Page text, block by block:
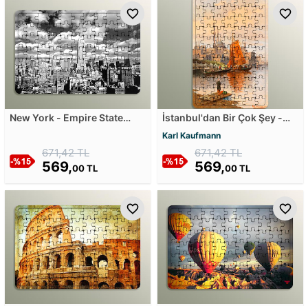
New York - Empire State
671,42 TL
569,00 TL
İstanbul'dan Bir Çok Şey -
Partie aus Konstantinopel
Ahşap Puzzle
Karl Kaufmann
671,42 TL
569,00 TL